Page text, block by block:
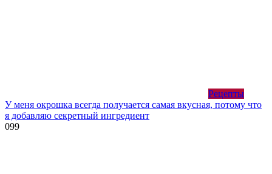
Рецепты
У меня окрошка всегда получается самая вкусная, потому что
я добавляю секретный ингредиент
099